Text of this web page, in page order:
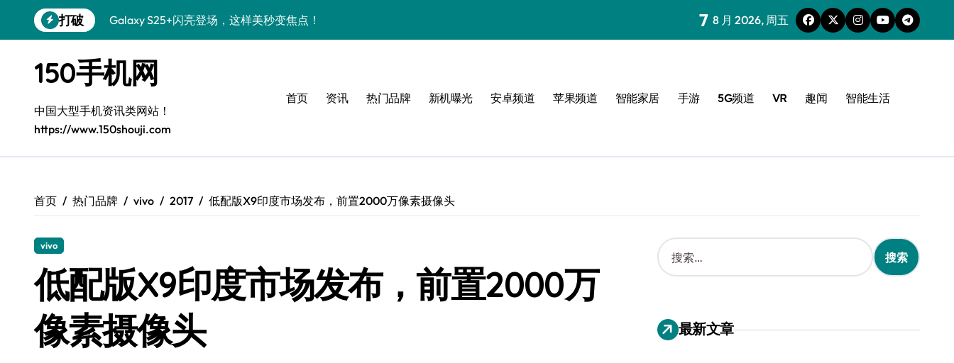
到
打破
Galaxy S25+闪亮登场，这样美秒变焦点！
S26+颜值暴增！机皇美颜秘籍大公开
A56 5G惊艳登场，三星新风尚来了！
三星S26上手：3招秒变个性旗舰
S25美化秘籍：个性潮玩，炫酷一键搞定！
Galaxy C55 5G登场，美学新标杆！
S25 Ultra颜值炸裂！定制主题潮到没朋友
7 8 月 2026, 周五
150手机网
中国大型手机资讯类网站！
https://www.150shouji.com
首页 资讯 热门品牌 新机曝光 安卓频道 苹果频道 智能家居 手游 5G频道 VR 趣闻 智能生活
首页 热门品牌 vivo 2017 低配版X9印度市场发布，前置2000万像素摄像头
vivo
低配版X9印度市场发布，前置2000万
像素摄像头
搜
索
：
最新文章